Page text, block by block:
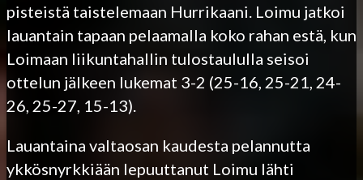
pisteistä taistelemaan Hurrikaani. Loimu jatkoi
lauantain tapaan pelaamalla koko rahan estä, kun
Loimaan liikuntahallin tulostaululla seisoi
ottelun jälkeen lukemat 3-2 (25-16, 25-21, 24-
26, 25-27, 15-13).
Lauantaina valtaosan kaudesta pelannutta
ykkösnyrkkiään lepuuttanut Loimu lähti